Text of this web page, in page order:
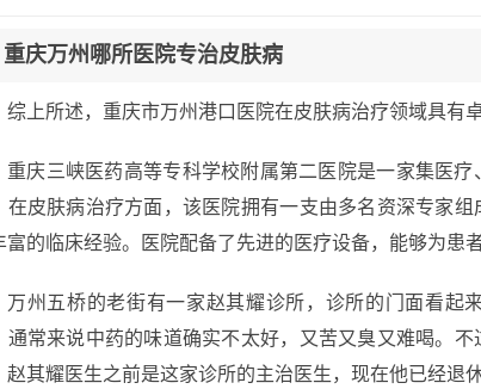
重庆万州哪所医院专治皮肤病
综上所述，重庆市万州港口医院在皮肤病治疗领域具有
重庆三峡医药高等专科学校附属第二医院是一家集医
在皮肤病治疗方面，该医院拥有一支由多名资深专家
富的临床经验。医院配备了先进的医疗设备，能够为患
万州五桥的老街有一家赵其耀诊所，诊所的门面看起
通常来说中药的味道确实不太好，又苦又臭又难喝。
赵其耀医生之前是这家诊所的主治医生，现在他已经退休